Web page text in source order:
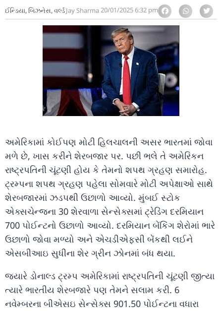
ઈન્ડિયા,બિઝનેસ,વર્લ્ડJay Sharma20/01/20256:32 pm
અમેરિકામાં કોઈપણ મોટી હિલચાલની અસર ભારતમાં જોવા
મળે છે, ખાસ કરીને શેરબજાર પર. પછી ભલે તે અમેરિકન
રાષ્ટ્રપતિની ચૂંટણી હોય કે તેમનો શપથ ગ્રહણ સમારોહ.
ટ્રમ્પના શપથ ગ્રહણ પહેલા સોમવારે મોટી અપેક્ષાઓ સાથે
શેરબજારમાં ઝડપથી ઉછાળો આવ્યો. મુંબઈ સ્ટોક
એક્સચેન્જના 30 શેરવાળા સેન્સેક્સમાં ટ્રેડિંગ દરમિયાન
700 પોઈન્ટનો ઉછાળો આવ્યો. દરમિયાન બેંકિંગ શેરોમાં ભારે
ઉછાળો જોવા મળ્યો અને એચડીએફસી બેંકથી લઈને
એસબીઆઇ સુધીના શેર ગ્રીન ઝોનમાં બંધ થયા.
જ્યારે ડોનાલ્ડ ટ્રમ્પ અમેરિકામાં રાષ્ટ્રપતિની ચૂંટણી જીત્યા
ત્યારે ભારતીય શેરબજારે પણ તેમને સલામ કરી. 6
નવેમ્બરના બીએસઇ સેન્સેક્સ 901.50 પોઈન્ટના વધારા